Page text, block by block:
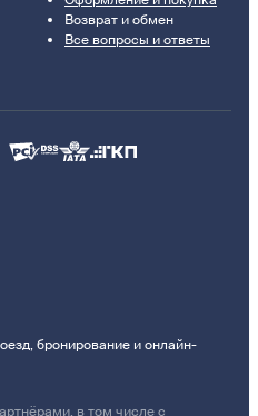
Возврат и обмен
Все вопросы и ответы
бронирование и онлайн-
в том числе с